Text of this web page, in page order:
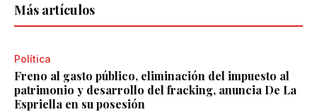
Más artículos
Política
Freno al gasto público, eliminación del impuesto al
patrimonio y desarrollo del fracking, anuncia De La
Espriella en su posesión